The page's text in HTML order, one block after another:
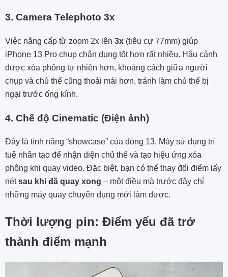
3. Camera Telephoto 3x
Việc nâng cấp từ zoom 2x lên 3x (tiêu cự 77mm) giúp
iPhone 13 Pro chụp chân dung tốt hơn rất nhiều. Hậu cảnh
được xóa phông tự nhiên hơn, khoảng cách giữa người
chụp và chủ thể cũng thoải mái hơn, tránh làm chủ thể bị
ngại trước ống kính.
4. Chế độ Cinematic (Điện ảnh)
Đây là tính năng “showcase” của dòng 13. Máy sử dụng trí
tuệ nhân tạo để nhận diện chủ thể và tạo hiệu ứng xóa
phông khi quay video. Đặc biệt, bạn có thể thay đổi điểm lấy
nétsau khi đã quay xong – một điều mà trước đây chỉ
những máy quay chuyên dụng mới làm được.
Thời lượng pin: Điểm yếu đã trở
thành điểm mạnh